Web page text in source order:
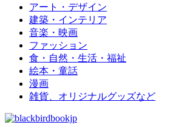
アート・デザイン
建築・インテリア
音楽・映画
ファッション
食・自然・生活・福祉
絵本・童話
漫画
雑貨、オリジナルグッズなど